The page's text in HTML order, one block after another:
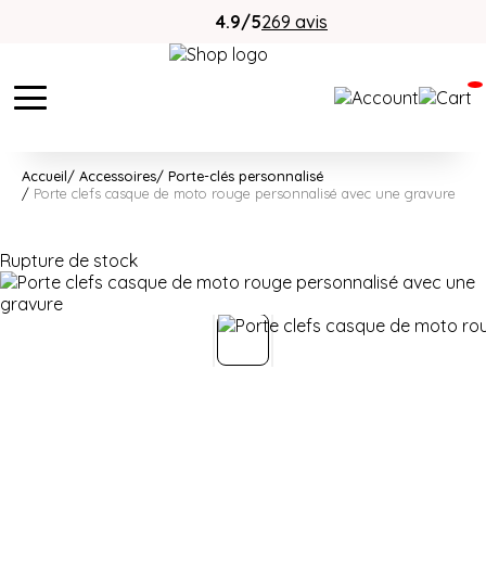
4.9/5269 avis
Accueil Accessoires
Porte-clés personnalisé
Porte clefs casque de moto rouge personnalisé avec une gravure
Rupture de stock